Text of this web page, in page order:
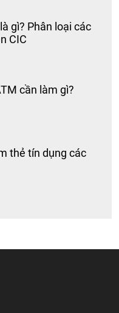
gì? Phân loại các
CIC
cần làm gì?
thẻ tín dụng các